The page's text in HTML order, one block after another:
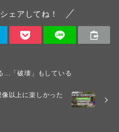
ェアしてね！
…「破壊」もしている
以上に楽しかった